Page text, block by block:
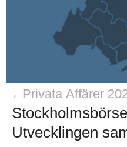
→ Privata Affärer
Utvecklingen